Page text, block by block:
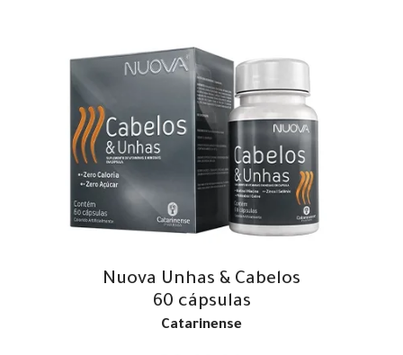
Nuova Unhas & Cabelos
60 cápsulas
Catarinense